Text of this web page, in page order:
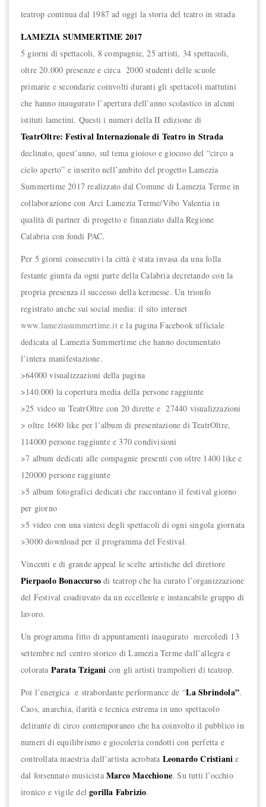
teatrop continua dal 1987 ad oggi la storia del teatro in strada
LAMEZIA SUMMERTIME 2017
5 giorni di spettacoli, 8 compagnie, 25 artisti, 34 spettacoli,
oltre 20.000 presenze e circa 2000 studenti delle scuole
primarie e secondarie coinvolti duranti gli spettacoli mattutini
che hanno inaugurato l’apertura dell’anno scolastico in alcuni
istituti lametini. Questi i numeri della II edizione di
TeatrOltre: Festival Internazionale di Teatro in Strada
declinato, quest’anno, sul tema gioioso e giocoso del “circo a
cielo aperto” e inserito nell’ambito del progetto Lamezia
Summertime 2017 realizzato dal Comune di Lamezia Terme in
collaborazione con Arci Lamezia Terme/Vibo Valentia in
qualità di partner di progetto e finanziato dalla Regione
Calabria con fondi PAC.
Per 5 giorni consecutivi la città è stata invasa da una folla
festante giunta da ogni parte della Calabria decretando con la
propria presenza il successo della kermesse. Un trionfo
registrato anche sui social media: il sito internet
www.lameziasummertime.ite la pagina Facebook ufficiale
dedicata al Lamezia Summertime che hanno documentato
l’intera manifestazione.
>64000 visualizzazioni della pagina
>140.000 la copertura media della persone raggiunte
>25 video su TeatrOltre con 20 dirette e 27440 visualizzazioni
> oltre 1600 like per l’album di presentazione di TeatrOltre,
114000 persone raggiunte e 370 condivisioni
>7 album dedicati alle compagnie presenti con oltre 1400 like e
120000 persone raggiunte
>5 album fotografici dedicati che raccontano il festival giorno
per giorno
>5 video con una sintesi degli spettacoli di ogni singola giornata
>3000 download per il programma del Festival.
Vincenti e di grande appeal le scelte artistiche del direttore
Pierpaolo Bonaccurso di teatrop che ha curato l’organizzazione
del Festival coadiuvato da un eccellente e instancabile gruppo di
lavoro.
Un programma fitto di appuntamenti inaugurato mercoledì 13
settembre nel centro storico di Lamezia Terme dall’allegra e
colorata Parata Tzigani con gli artisti trampolieri di teatrop.
Poi l’energica e strabordante performance de “La Sbrindola”.
Caos, anarchia, ilarità e tecnica estrema in uno spettacolo
delirante di circo contemporaneo che ha coinvolto il pubblico in
numeri di equilibrismo e giocoleria condotti con perfetta e
controllata maestria dall’artista acrobata Leonardo Cristiani e
dal forsennato musicista Marco Macchione. Su tutti l’occhio
ironico e vigile delgorilla Fabrizio.